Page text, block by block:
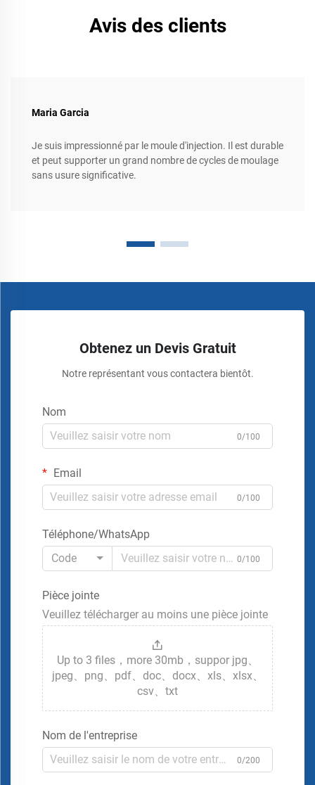
Avis des clients
Maria Garcia
Je suis impressionné par le moule d'injection. Il est durable
et peut supporter un grand nombre de cycles de moulage
sans usure significative.
Obtenez un Devis Gratuit
Notre représentant vous contactera bientôt.
Nom
0/100
Email
0/100
Téléphone/WhatsApp
Code
0/100
Pièce jointe
Veuillez télécharger au moins une pièce jointe
Up to 3 files，more 30mb，suppor jpg、
jpeg、png、pdf、doc、docx、xls、xlsx、
csv、txt
Nom de l'entreprise
0/200